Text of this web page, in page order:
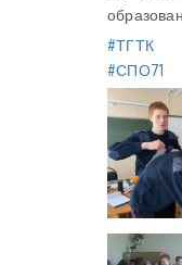
#ТГТК
#СПО71